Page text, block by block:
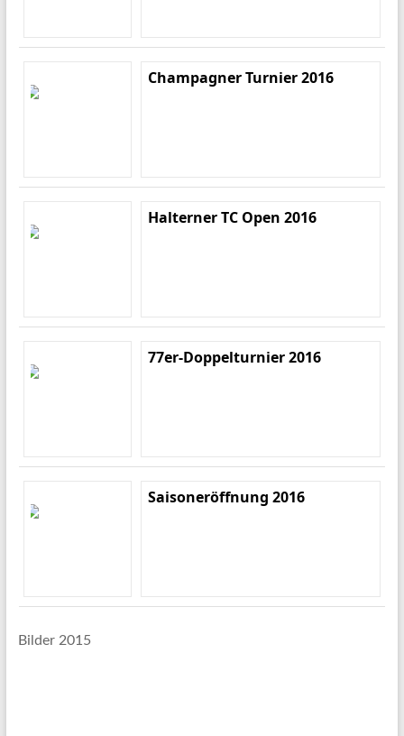
Champagner Turnier 2016
Halterner TC Open 2016
77er-Doppelturnier 2016
Saisoneröffnung 2016
Bilder 2015